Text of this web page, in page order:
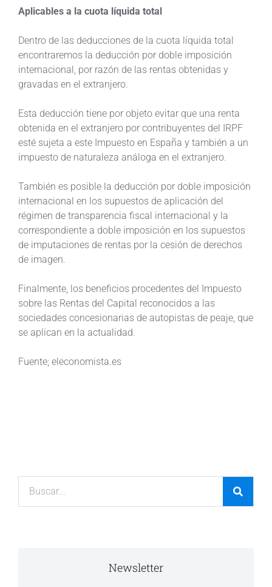
Aplicables a la cuota líquida total
Dentro de las deducciones de la cuota líquida total
encontraremos la deducción por doble imposición
internacional, por razón de las rentas obtenidas y
gravadas en el extranjero.
Esta deducción tiene por objeto evitar que una renta
obtenida en el extranjero por contribuyentes del IRPF
esté sujeta a este Impuesto en España y también a un
impuesto de naturaleza análoga en el extranjero.
También es posible la deducción por doble imposición
internacional en los supuestos de aplicación del
régimen de transparencia fiscal internacional y la
correspondiente a doble imposición en los supuestos
de imputaciones de rentas por la cesión de derechos
de imagen.
Finalmente, los beneficios procedentes del Impuesto
sobre las Rentas del Capital reconocidos a las
sociedades concesionarias de autopistas de peaje, que
se aplican en la actualidad.
Fuente; eleconomista.es
Newsletter